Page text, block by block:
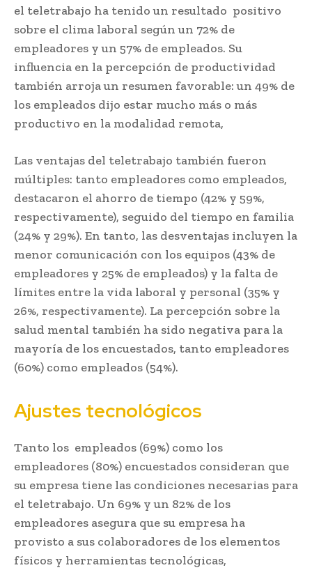
el teletrabajo ha tenido un resultado positivo
sobre el clima laboral según un 72% de
empleadores y un 57% de empleados. Su
influencia en la percepción de productividad
también arroja un resumen favorable: un 49% de
los empleados dijo estar mucho más o más
productivo en la modalidad remota,
Las ventajas del teletrabajo también fueron
múltiples: tanto empleadores como empleados,
destacaron el ahorro de tiempo (42% y 59%,
respectivamente), seguido del tiempo en familia
(24% y 29%). En tanto, las desventajas incluyen la
menor comunicación con los equipos (43% de
empleadores y 25% de empleados) y la falta de
límites entre la vida laboral y personal (35% y
26%, respectivamente). La percepción sobre la
salud mental también ha sido negativa para la
mayoría de los encuestados, tanto empleadores
(60%) como empleados (54%).
Ajustes tecnológicos
Tanto los empleados (69%) como los
empleadores (80%) encuestados consideran que
su empresa tiene las condiciones necesarias para
el teletrabajo. Un 69% y un 82% de los
empleadores asegura que su empresa ha
provisto a sus colaboradores de los elementos
físicos y herramientas tecnológicas,